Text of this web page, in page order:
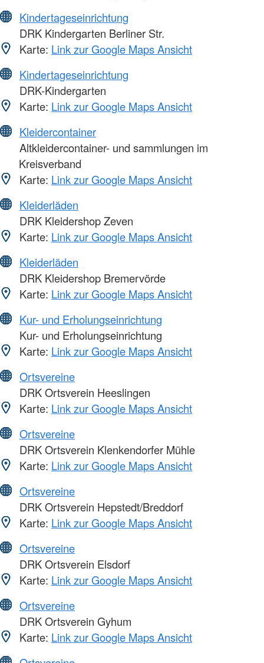
Kindertageseinrichtung
DRK Kindergarten Berliner Str.
Karte: Link zur Google Maps Ansicht
Kindertageseinrichtung
DRK-Kindergarten
Karte: Link zur Google Maps Ansicht
Kleidercontainer
Altkleidercontainer- und sammlungen im
Kreisverband
Karte: Link zur Google Maps Ansicht
Kleiderläden
DRK Kleidershop Zeven
Karte: Link zur Google Maps Ansicht
Kleiderläden
DRK Kleidershop Bremervörde
Karte: Link zur Google Maps Ansicht
Kur- und Erholungseinrichtung
Kur- und Erholungseinrichtung
Karte: Link zur Google Maps Ansicht
Ortsvereine
DRK Ortsverein Heeslingen
Karte: Link zur Google Maps Ansicht
Ortsvereine
DRK Ortsverein Klenkendorfer Mühle
Karte: Link zur Google Maps Ansicht
Ortsvereine
DRK Ortsverein Hepstedt/Breddorf
Karte: Link zur Google Maps Ansicht
Ortsvereine
DRK Ortsverein Elsdorf
Karte: Link zur Google Maps Ansicht
Ortsvereine
DRK Ortsverein Gyhum
Karte: Link zur Google Maps Ansicht